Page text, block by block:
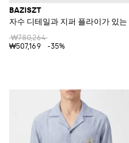
BAZISZT
자수 디테일과 지퍼 플라이가 있는
₩780,264
₩507,169
-35%